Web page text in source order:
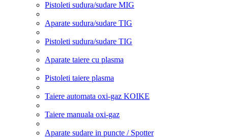
Pistoleti sudura/sudare MIG
Aparate sudura/sudare TIG
Pistoleti sudura/sudare TIG
Aparate taiere cu plasma
Pistoleti taiere plasma
Taiere automata oxi-gaz KOIKE
Taiere manuala oxi-gaz
Aparate sudare in puncte / Spotter